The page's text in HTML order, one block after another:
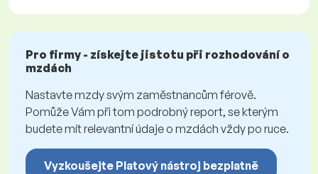
Pro firmy - získejte jistotu při rozhodování o
mzdách
Nastavte mzdy svým zaměstnancům férově.
Pomůže Vám při tom podrobný report, se kterým
budete mít relevantní údaje o mzdách vždy po ruce.
Vyzkoušejte Platový nástroj bezplatně